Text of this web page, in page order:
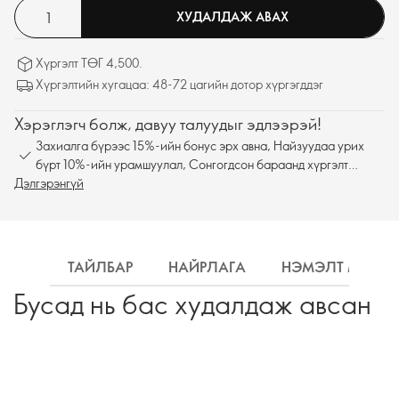
ХУДАЛДАЖ АВАХ
Хүргэлт ТӨГ 4,500.
Хүргэлтийн хугацаа: 48-72 цагийн дотор хүргэгддэг
Хэрэглэгч болж, давуу талуудыг эдлээрэй!
Захиалга бүрээс 15%-ийн бонус эрх авна, Найзуудаа урих
бүрт 10%-ийн урамшуулал, Сонгогдсон бараанд хүргэлт
үнэгүй
Дэлгэрэнгүй
ТАЙЛБАР НАЙРЛАГА НЭМЭЛТ
Бусад нь бас худалдаж авсан